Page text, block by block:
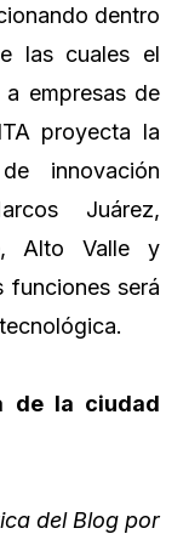
dentro
las cuales el
empresas de
proyecta la
innovación
Juárez,
Alto Valle y
funciones será
de la ciudad
del Blog por